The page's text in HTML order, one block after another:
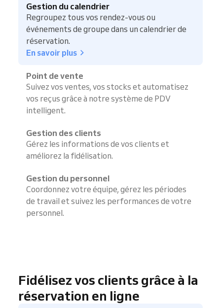
Gestion du calendrier
Regroupez tous vos rendez-vous ou
événements de groupe dans un calendrier de
réservation.
En savoir plus
Point de vente
Suivez vos ventes, vos stocks et automatisez
vos reçus grâce à notre système de PDV
intelligent.
Gestion des clients
Gérez les informations de vos clients et
améliorez la fidélisation.
Gestion du personnel
Coordonnez votre équipe, gérez les périodes
de travail et suivez les performances de votre
personnel.
Fidélisez vos clients grâce à la
réservation en ligne